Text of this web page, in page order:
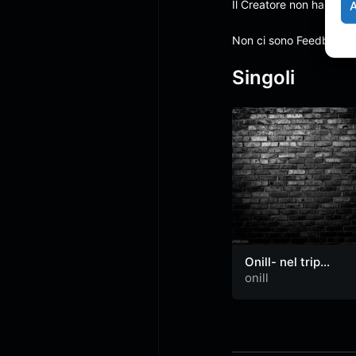
Il Creatore non ha
Non ci sono Feedback
Singoli
Onill- nel trip
(video)
onill